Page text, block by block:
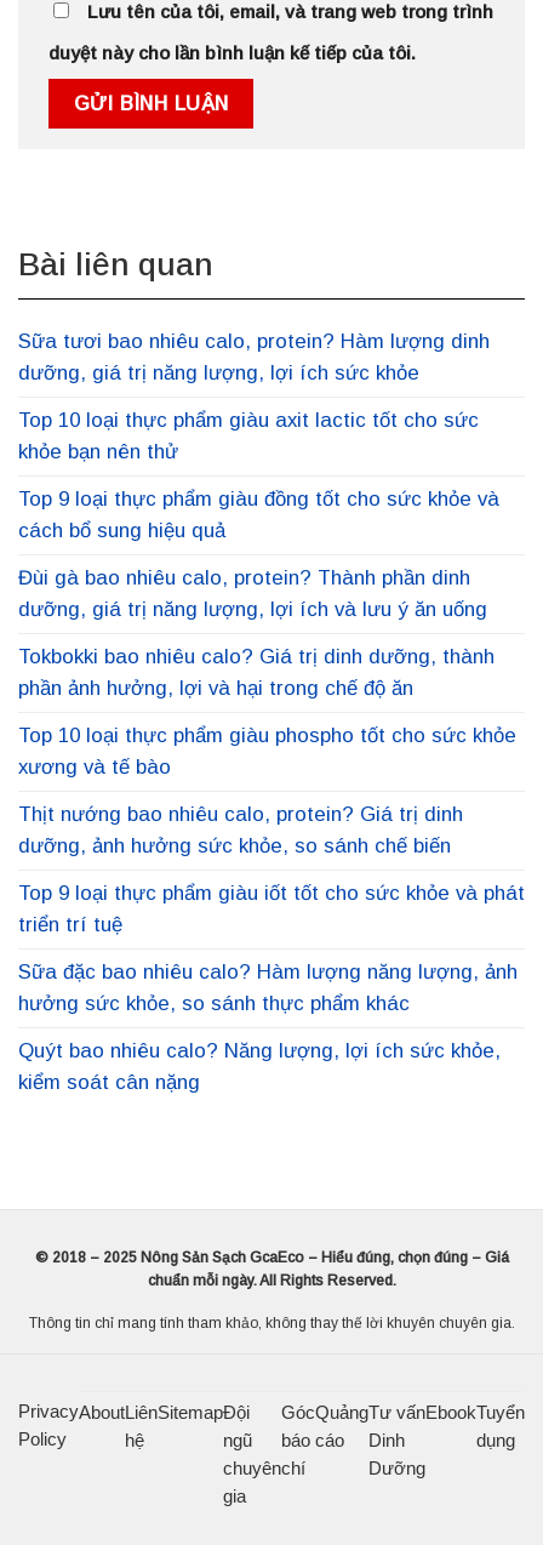
Bài liên quan
Sữa tươi bao nhiêu calo, protein? Hàm lượng dinh
dưỡng, giá trị năng lượng, lợi ích sức khỏe
Top 10 loại thực phẩm giàu axit lactic tốt cho sức
khỏe bạn nên thử
Top 9 loại thực phẩm giàu đồng tốt cho sức khỏe và
cách bổ sung hiệu quả
Đùi gà bao nhiêu calo, protein? Thành phần dinh
dưỡng, giá trị năng lượng, lợi ích và lưu ý ăn uống
Tokbokki bao nhiêu calo? Giá trị dinh dưỡng, thành
phần ảnh hưởng, lợi và hại trong chế độ ăn
Top 10 loại thực phẩm giàu phospho tốt cho sức khỏe
xương và tế bào
Thịt nướng bao nhiêu calo, protein? Giá trị dinh
dưỡng, ảnh hưởng sức khỏe, so sánh chế biến
Top 9 loại thực phẩm giàu iốt tốt cho sức khỏe và phát
triển trí tuệ
Sữa đặc bao nhiêu calo? Hàm lượng năng lượng, ảnh
hưởng sức khỏe, so sánh thực phẩm khác
Quýt bao nhiêu calo? Năng lượng, lợi ích sức khỏe,
kiểm soát cân nặng
Lưu tên của tôi, email, và trang web trong trình
duyệt này cho lần bình luận kế tiếp của tôi.
© 2018 – 2025 Nông Sản Sạch GcaEco – Hiểu đúng, chọn đúng – Giá
chuẩn mỗi ngày. All Rights Reserved.
Thông tin chỉ mang tính tham khảo, không thay thế lời khuyên chuyên gia.
Privacy
Policy
AboutLiên
hệ
SitemapĐội
ngũ
chuyên
gia
Góc
báo
chí
Quảng
cáo
Tư vấn
Dinh
Dưỡng
EbookTuyển
dụng